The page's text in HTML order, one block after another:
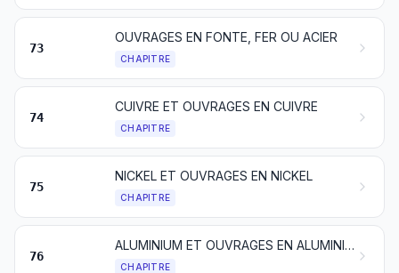
73
OUVRAGES EN FONTE, FER OU ACIER
CHAPITRE
74
CUIVRE ET OUVRAGES EN CUIVRE
CHAPITRE
75
NICKEL ET OUVRAGES EN NICKEL
CHAPITRE
76
ALUMINIUM ET OUVRAGES EN ALUMINIUM
CHAPITRE